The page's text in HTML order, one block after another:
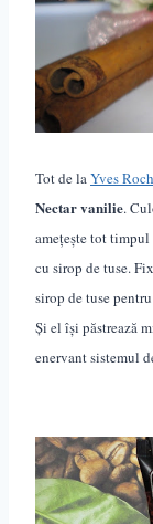
Tot de laYves
Nectar vanilie.
amețește tot
cu sirop de tuse.
sirop de tuse
Și el își păstrează
enervant sistemul